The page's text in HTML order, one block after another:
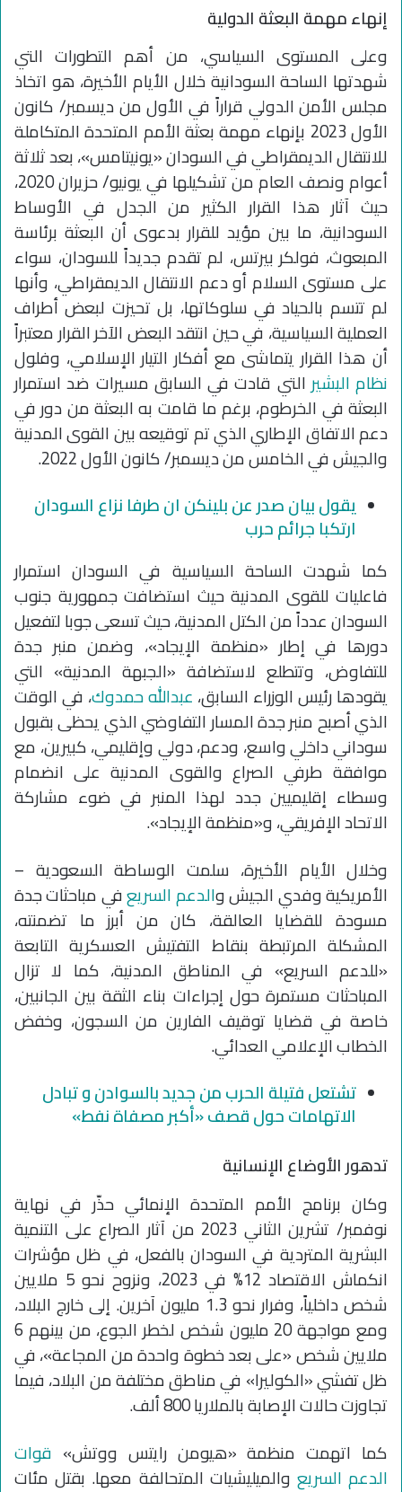
إنهاء مهمة البعثة الدولية
وعلى المستوى السياسي، من أهم التطورات التي
شهدتها الساحة السودانية خلال الأيام الأخيرة، هو اتخاذ
مجلس الأمن الدولي قراراً في الأول من ديسمبر/ كانون
الأول 2023 بإنهاء مهمة بعثة الأمم المتحدة المتكاملة
للانتقال الديمقراطي في السودان «يونيتامس»، بعد ثلاثة
أعوام ونصف العام من تشكيلها في يونيو/ حزيران 2020،
حيث آثار هذا القرار الكثير من الجدل في الأوساط
السودانية، ما بين مؤيد للقرار بدعوى أن البعثة برئاسة
المبعوث، فولكر بيرتس، لم تقدم جديداً للسودان، سواء
على مستوى السلام أو دعم الانتقال الديمقراطي، وأنها
لم تتسم بالحياد في سلوكاتها، بل تحيزت لبعض أطراف
العملية السياسية، في حين انتقد البعض الآخر القرار معتبراً
أن هذا القرار يتماشى مع أفكار التيار الإسلامي، وفلول
نظام البشيرالتي قادت في السابق مسيرات ضد استمرار
البعثة في الخرطوم، برغم ما قامت به البعثة من دور في
دعم الاتفاق الإطاري الذي تم توقيعه بين القوى المدنية
والجيش في الخامس من ديسمبر/ كانون الأول 2022.
يقول بيان صدر عن بلينكن ان طرفا نزاع السودان
ارتكبا جرائم حرب
كما شهدت الساحة السياسية في السودان استمرار
فاعليات للقوى المدنية حيث استضافت جمهورية جنوب
السودان عدداً من الكتل المدنية، حيث تسعى جوبا لتفعيل
دورها في إطار «منظمة الإيجاد»، وضمن منبر جدة
للتفاوض، وتتطلع لاستضافة «الجبهة المدنية» التي
يقودها رئيس الوزراء السابق، عبدالله حمدوك، في الوقت
الذي أصبح منبر جدة المسار التفاوضي الذي يحظى بقبول
سوداني داخلي واسع، ودعم، دولي وإقليمي، كبيرين، مع
موافقة طرفي الصراع والقوى المدنية على انضمام
وسطاء إقليميين جدد لهذا المنبر في ضوء مشاركة
الاتحاد الإفريقي، و«منظمة الإيجاد».
وخلال الأيام الأخيرة، سلمت الوساطة السعودية –
الأمريكية وفدي الجيش والدعم السريعفي مباحثات جدة
مسودة للقضايا العالقة، كان من أبرز ما تضمنته،
المشكلة المرتبطة بنقاط التفتيش العسكرية التابعة
«للدعم السريع» في المناطق المدنية، كما لا تزال
المباحثات مستمرة حول إجراءات بناء الثقة بين الجانبين،
خاصة في قضايا توقيف الفارين من السجون، وخفض
الخطاب الإعلامي العدائي.
تشتعل فتيلة الحرب من جديد بالسوادن و تبادل
الاتهامات حول قصف «أكبر مصفاة نفط»
تدهور الأوضاع الإنسانية
وكان برنامج الأمم المتحدة الإنمائي حذّر في نهاية
نوفمبر/ تشرين الثاني 2023 من آثار الصراع على التنمية
البشرية المتردية في السودان بالفعل، في ظل مؤشرات
انكماش الاقتصاد 12% في 2023، ونزوح نحو 5 ملايين
شخص داخلياً، وفرار نحو 1.3 مليون آخرين. إلى خارج البلاد،
ومع مواجهة 20 مليون شخص لخطر الجوع، من بينهم 6
ملايين شخص «على بعد خطوة واحدة من المجاعة»، في
ظل تفشي «الكوليرا» في مناطق مختلفة من البلاد، فيما
تجاوزت حالات الإصابة بالملاريا 800 ألف.
كما اتهمت منظمة «هيومن رايتس ووتش» قوات
الدعم السريع والميليشيات المتحالفة معها. بقتل مئات